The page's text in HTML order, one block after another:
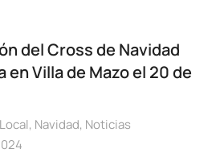
del Cross de Navidad
Villa de Mazo el 20 de
, Navidad, Noticias